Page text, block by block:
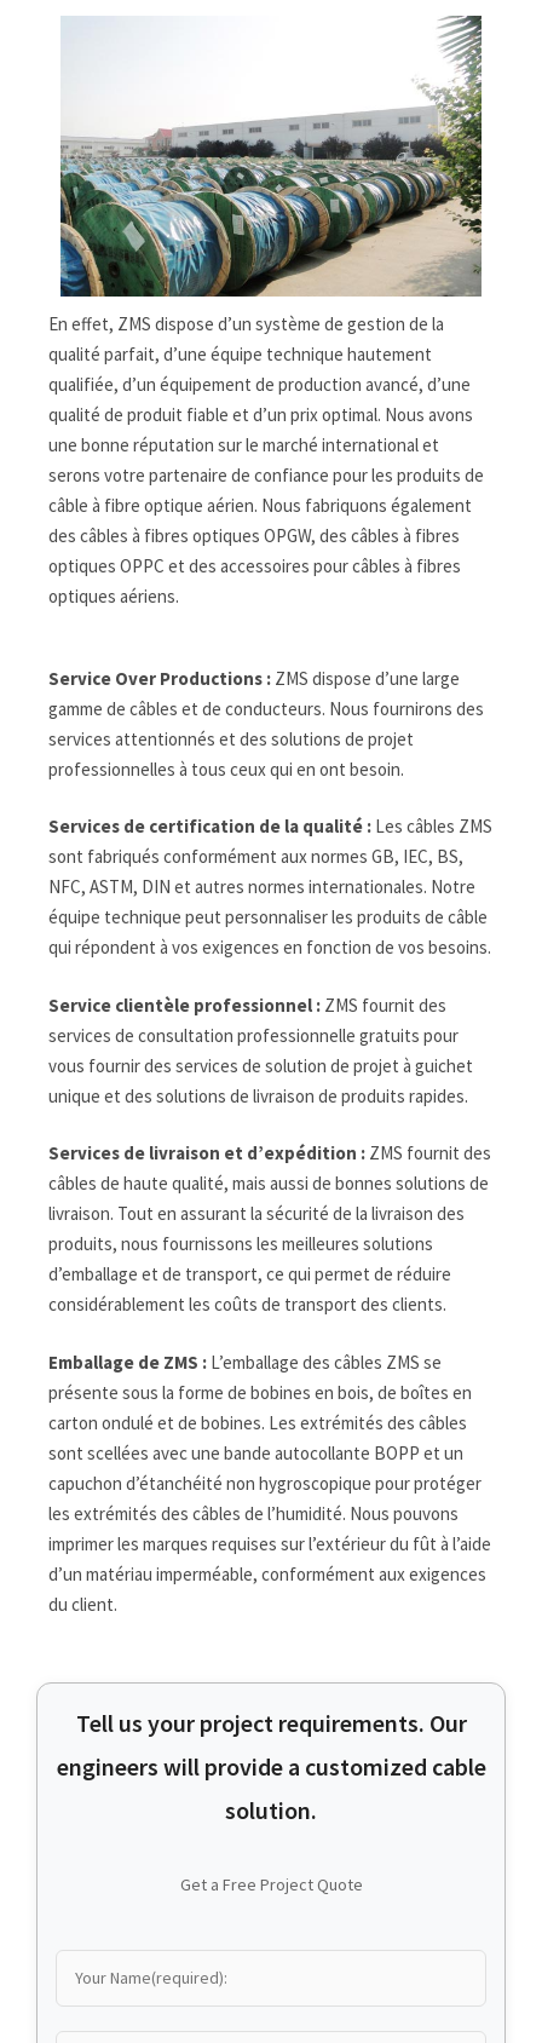
En effet, ZMS dispose d’un système de gestion de la
qualité parfait, d’une équipe technique hautement
qualifiée, d’un équipement de production avancé, d’une
qualité de produit fiable et d’un prix optimal. Nous avons
une bonne réputation sur le marché international et
serons votre partenaire de confiance pour les produits de
câble à fibre optique aérien. Nous fabriquons également
des câbles à fibres optiques OPGW, des câbles à fibres
optiques OPPC et des accessoires pour câbles à fibres
optiques aériens.
Service Over Productions : ZMS dispose d’une large
gamme de câbles et de conducteurs. Nous fournirons des
services attentionnés et des solutions de projet
professionnelles à tous ceux qui en ont besoin.
Services de certification de la qualité : Les câbles ZMS
sont fabriqués conformément aux normes GB, IEC, BS,
NFC, ASTM, DIN et autres normes internationales. Notre
équipe technique peut personnaliser les produits de câble
qui répondent à vos exigences en fonction de vos besoins.
Service clientèle professionnel : ZMS fournit des
services de consultation professionnelle gratuits pour
vous fournir des services de solution de projet à guichet
unique et des solutions de livraison de produits rapides.
Services de livraison et d’expédition : ZMS fournit des
câbles de haute qualité, mais aussi de bonnes solutions de
livraison. Tout en assurant la sécurité de la livraison des
produits, nous fournissons les meilleures solutions
d’emballage et de transport, ce qui permet de réduire
considérablement les coûts de transport des clients.
Emballage de ZMS : L’emballage des câbles ZMS se
présente sous la forme de bobines en bois, de boîtes en
carton ondulé et de bobines. Les extrémités des câbles
sont scellées avec une bande autocollante BOPP et un
capuchon d’étanchéité non hygroscopique pour protéger
les extrémités des câbles de l’humidité. Nous pouvons
imprimer les marques requises sur l’extérieur du fût à l’aide
d’un matériau imperméable, conformément aux exigences
du client.
Tell us your project requirements. Our
engineers will provide a customized cable
solution.
Get a Free Project Quote